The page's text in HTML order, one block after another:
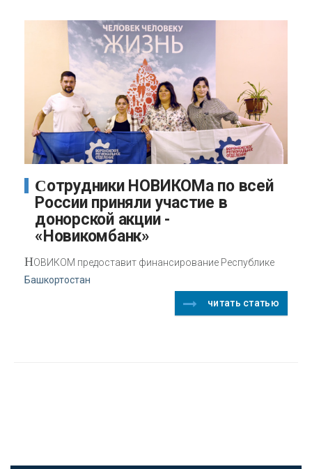
Сотрудники НОВИКОМа по всей
России приняли участие в
донорской акции -
«Новикомбанк»
НОВИКОМ предоставит финансирование Республике
Башкортостан
читать статью